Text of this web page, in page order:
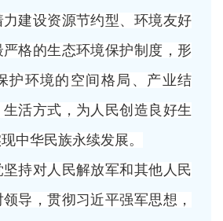
建设资源节约型、环境友好
格的生态环境保护制度，形
护环境的空间格局、产业结
活方式，为人民创造良好生
中华民族永续发展。
对人民解放军和其他人民
导，贯彻习近平强军思想，